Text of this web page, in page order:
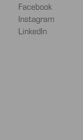
Facebook
Instagram
LinkedIn